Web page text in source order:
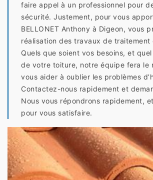
faire appel à un professionnel pour
sécurité. Justement, pour vous
BELLONET Anthony à Digeon, vous
réalisation des travaux de traitement
Quels que soient vos besoins, et
de votre toiture, notre équipe fera le
vous aider à oublier les problèmes
Contactez-nous rapidement et
Nous vous répondrons rapidement,
pour vous satisfaire.